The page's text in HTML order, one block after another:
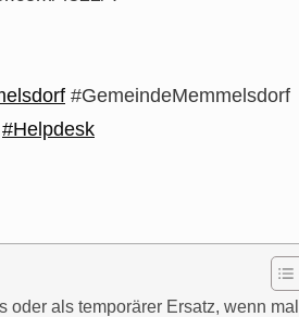
#GemeindeMemmelsdorf
#Helpdesk
als temporärer Ersatz, wenn mal